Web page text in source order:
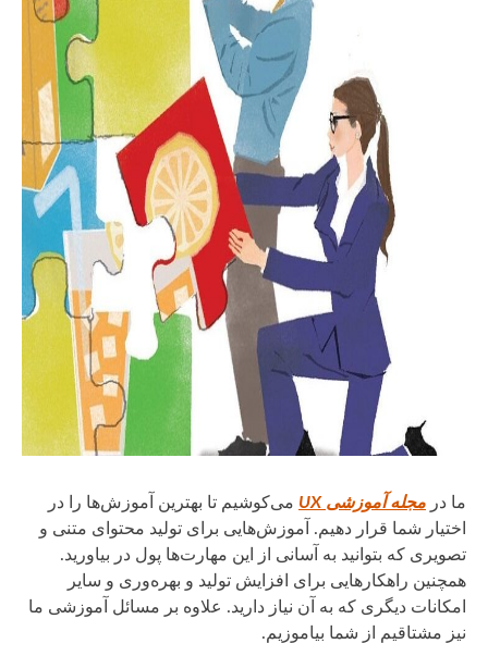
ما در مجله آموزشی UX
می‌کوشیم تا بهترین آموزش‌ها را در
اختیار شما قرار دهیم. آموزش‌هایی برای تولید محتوای متنی و
تصویری که بتوانید به آسانی از این مهارت‌ها پول در بیاورید.
همچنین راهکارهایی برای افزایش تولید و بهره‌وری و سایر
امکانات دیگری که به آن نیاز دارید. علاوه بر مسائل آموزشی ما
نیز مشتاقیم از شما بیاموزیم.